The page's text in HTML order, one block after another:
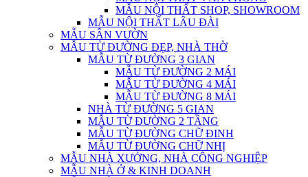
MẪU NỘI THẤT SHOP, SHOWROOM
MẪU NỘI THẤT LÂU ĐÀI
MẪU SÂN VƯỜN
MẪU TỪ ĐƯỜNG ĐẸP, NHÀ THỜ
MẪU TỪ ĐƯỜNG 3 GIAN
MẪU TỪ ĐƯỜNG 2 MÁI
MẪU TỪ ĐƯỜNG 4 MÁI
MẪU TỪ ĐƯỜNG 8 MÁI
NHÀ TỪ ĐƯỜNG 5 GIAN
MẪU TỪ ĐƯỜNG 2 TẦNG
MẪU TỪ ĐƯỜNG CHỮ ĐINH
MẪU TỪ ĐƯỜNG CHỮ NHỊ
MẪU NHÀ XƯỞNG, NHÀ CÔNG NGHIỆP
MẪU NHÀ Ở & KINH DOANH